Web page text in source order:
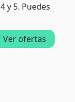
y 5. Puedes
Ver ofertas